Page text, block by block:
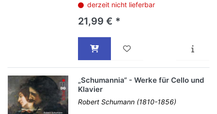
derzeit nicht lieferbar
21,99 € *
„Schumannia“ - Werke für Cello und
Klavier
Robert Schumann (1810-1856)